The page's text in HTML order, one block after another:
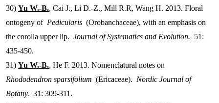
30) Yu W.-B., Cai J., Li D.-Z., Mill R.R, Wang H. 2013. Floral
ontogeny of Pedicularis (Orobanchaceae), with an emphasis on
the corolla upper lip. Journal of Systematics and Evolution. 51:
435-450.
31) Yu W.-B., He F. 2013. Nomenclatural notes on
Rhododendron sparsifolium (Ericaceae). Nordic Journal of
Botany. 31: 309-311.